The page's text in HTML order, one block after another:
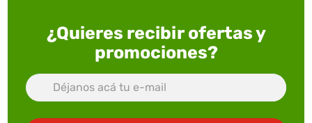
¿Quieres recibir ofertas y
promociones?